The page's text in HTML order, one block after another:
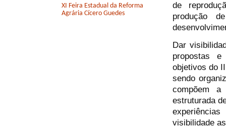
XI Feira Estadual da Reforma
Agrária Cícero Guedes
de
produção
Dar
propostas
objetivos do
sendo
compõem
estruturada
visibilidade